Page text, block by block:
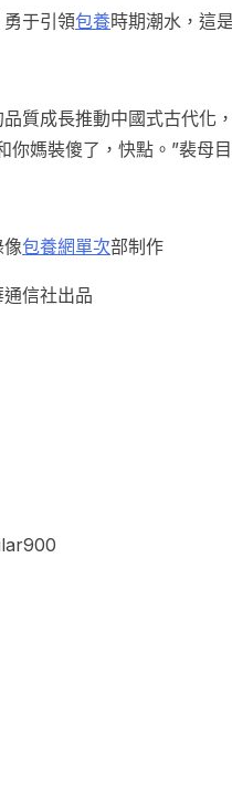
于引領包養時期潮水，這
質成長推動中國式古代化
你媽裝傻了，快點。”裴母
包養網單次部制作
通信社出品